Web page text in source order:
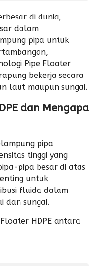
di dunia,
dalam
pipa untuk
Pipe Floater
bekerja secara
laut maupun sungai.
dan Mengapa
pipa
tinggi yang
pipa besar di atas
untuk
fluida dalam
dan sungai.
HDPE antara